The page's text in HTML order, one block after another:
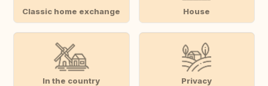
Classic home exchange House
In the country Privacy